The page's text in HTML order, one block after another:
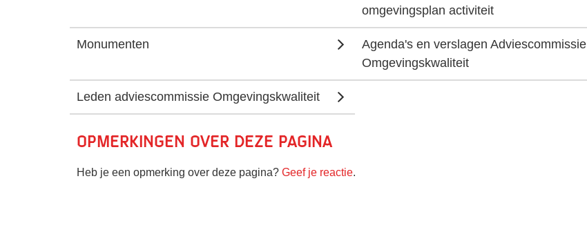
omgevingsplan activiteit
Monumenten
Agenda's en verslagen Adviescommissie
Omgevingskwaliteit
Leden adviescommissie Omgevingskwaliteit
Opmerkingen over deze pagina
Heb je een opmerking over deze pagina? Geef je reactie.